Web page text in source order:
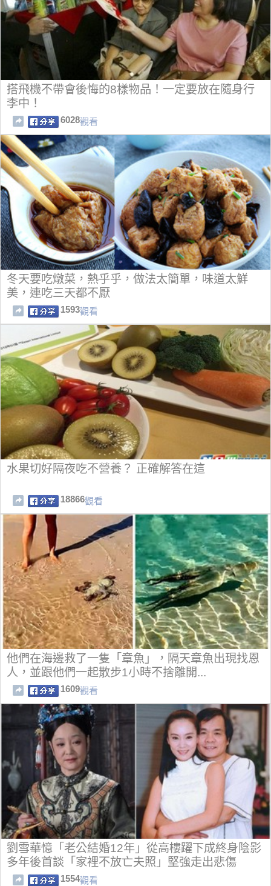
搭飛機不帶會後悔的8樣物品！一定要放在隨身行
李中！
6028觀看
冬天要吃燉菜，熱乎乎，做法太簡單，味道太鮮
美，連吃三天都不厭
1593觀看
水果切好隔夜吃不營養？ 正確解答在這
18866觀看
他們在海邊救了一隻「章魚」，隔天章魚出現找恩
人，並跟他們一起散步1小時不捨離開...
1609觀看
劉雪華憶「老公結婚12年」從高樓躍下成終身陰影
多年後首談「家裡不放亡夫照」堅強走出悲傷
1554觀看